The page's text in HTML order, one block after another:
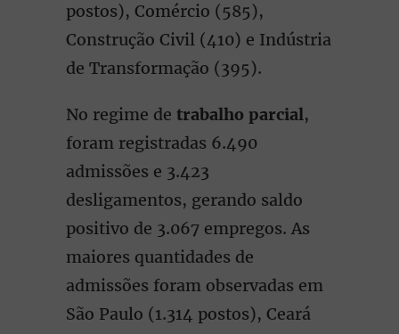
postos), Comércio (585),
Construção Civil (410) e Indústria
de Transformação (395).
No regime de trabalho parcial,
foram registradas 6.490
admissões e 3.423
desligamentos, gerando saldo
positivo de 3.067 empregos. As
maiores quantidades de
admissões foram observadas em
São Paulo (1.314 postos), Ceará